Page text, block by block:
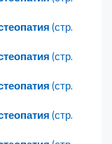
(стр.
(стр.
(стр.
(стр.